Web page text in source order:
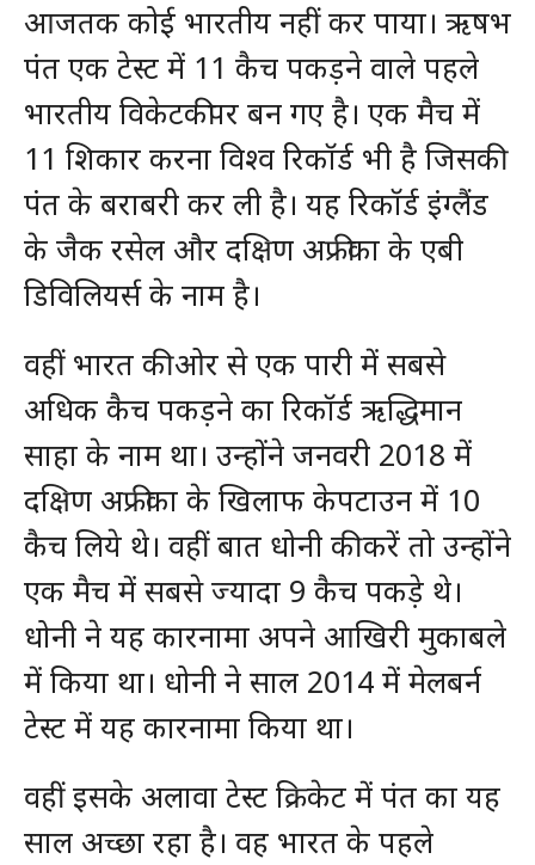
आजतक कोई भारतीय नहीं कर पाया। ऋषभ
पंत एक टेस्ट में 11 कैच पकड़ने वाले पहले
भारतीय विकेटकीपर बन गए है। एक मैच में
11 शिकार करना विश्व रिकॉर्ड भी है जिसकी
पंत के बराबरी कर ली है। यह रिकॉर्ड इंग्लैंड
के जैक रसेल और दक्षिण अफ्रीका के एबी
डिविलियर्स के नाम है।
वहीं भारत की ओर से एक पारी में सबसे
अधिक कैच पकड़ने का रिकॉर्ड ऋद्धिमान
साहा के नाम था। उन्होंने जनवरी 2018 में
दक्षिण अफ्रीका के खिलाफ केपटाउन में 10
कैच लिये थे। वहीं बात धोनी की करें तो उन्होंने
एक मैच में सबसे ज्यादा 9 कैच पकड़े थे।
धोनी ने यह कारनामा अपने आखिरी मुकाबले
में किया था। धोनी ने साल 2014 में मेलबर्न
टेस्ट में यह कारनामा किया था।
वहीं इसके अलावा टेस्ट क्रिकेट में पंत का यह
साल अच्छा रहा है। वह भारत के पहले